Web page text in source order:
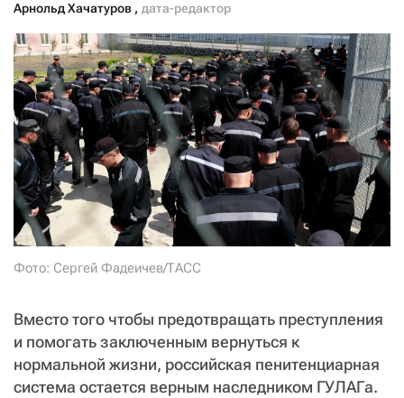
Арнольд Хачатуров , дата-редактор
Фото: Сергей Фадеичев/ТАСС
Вместо того чтобы предотвращать преступления
и помогать заключенным вернуться к
нормальной жизни, российская пенитенциарная
система остается верным наследником ГУЛАГа.
СТАТЬ СОУЧАСТНИКОМ
Если у вас есть вопросы, пишите donate@novayagazeta.ruили
звоните:
+7 (929) 612-03-68